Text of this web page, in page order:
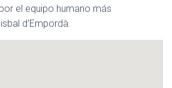
el equipo humano más
d’Empordà.